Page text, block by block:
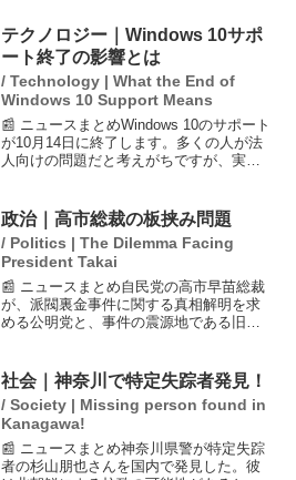
テクノロジー｜Windows 10サポ
ート終了の影響とは
/ Technology | What the End of
Windows 10 Support Means
📰 ニュースまとめWindows 10のサポート
が10月14日に終了します。多くの人が法
人向けの問題だと考えがちですが、実際
セキュリティの脅威が高まるため、アッ
プグレード...
政治｜高市総裁の板挟み問題
/ Politics | The Dilemma Facing
President Takai
📰 ニュースまとめ自民党の高市早苗総裁
が、派閥裏金事件に関する真相解明を求
める公明党と、事件の震源地である旧安
が高まっており、閣外協力への転換案も
浮上している。一方で、...
社会｜神奈川で特定失踪者発見！
/ Society | Missing person found in
Kanagawa!
📰 ニュースまとめ神奈川県警が特定失踪
者の杉山朋也さんを国内で発見した。彼